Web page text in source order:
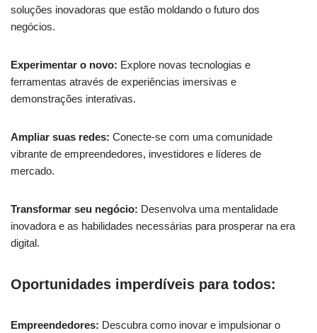
soluções inovadoras que estão moldando o futuro dos
negócios.
Experimentar o novo: Explore novas tecnologias e
ferramentas através de experiências imersivas e
demonstrações interativas.
Ampliar suas redes: Conecte-se com uma comunidade
vibrante de empreendedores, investidores e líderes de
mercado.
Transformar seu negócio: Desenvolva uma mentalidade
inovadora e as habilidades necessárias para prosperar na era
digital.
Oportunidades imperdíveis para todos:
Empreendedores: Descubra como inovar e impulsionar o